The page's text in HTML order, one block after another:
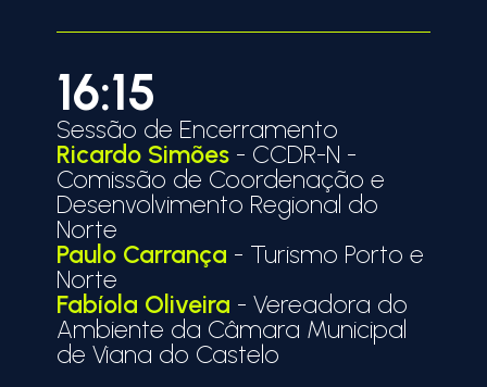
16:15
Sessão de Encerramento
Ricardo Simões - CCDR-N -
Comissão de Coordenação e
Desenvolvimento Regional do
Norte
Paulo Carrança - Turismo Porto e
Norte
Fabíola Oliveira - Vereadora do
Ambiente da Câmara Municipal
de Viana do Castelo